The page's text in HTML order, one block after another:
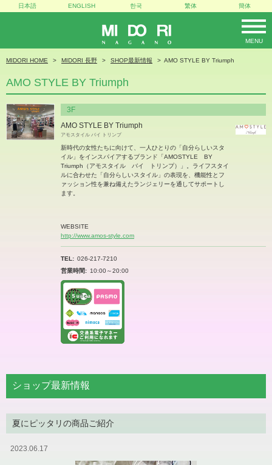
MIDORI
MENU
日本語 ENGLISH 한국 繁体 簡体
MIDORI HOME MIDORI 長野 SHOP最新情報 AMO STYLE BY Triumph
AMO STYLE BY Triumph
3F
AMO STYLE BY Triumph
アモスタイル バイ トリンプ
新時代の女性たちに向けて、一人ひとりの「自分らしいスタ
イル」をインスパイアするブランド「AMOSTYLE BY
Triumph（アモスタイル バイ トリンプ）」。ライフスタイ
ルに合わせた「自分らしいスタイル」の表現を、機能性とフ
ァッション性を兼ね備えたランジェリーを通してサポートし
ます。
WEBSITE
http://www.amos-style.com
TEL
026-217-7210
営業時間
10:00～20:00
ショップ最新情報
夏にピッタリの商品ご紹介
2023.06.17